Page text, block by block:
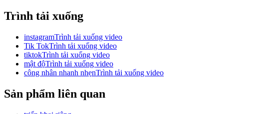
Trình tải xuống
instagramTrình tải xuống video
Tik TokTrình tải xuống video
tiktokTrình tải xuống video
mật độTrình tải xuống video
công nhân nhanh nhẹnTrình tải xuống video
Sản phẩm liên quan